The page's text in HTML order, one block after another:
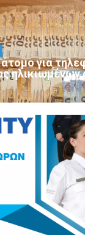
για
ηλικιωμένων